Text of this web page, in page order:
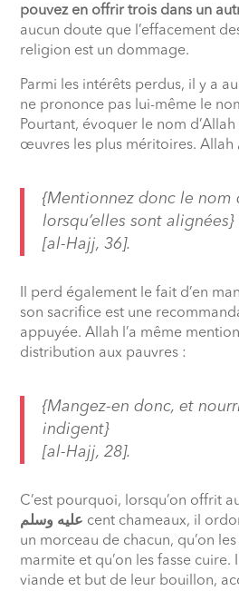
pouvez en offrir trois dans un
aucun doute que l’effacement
religion est un dommage.
Parmi les intérêts perdus, il y a
ne prononce pas lui-même le
Pourtant, évoquer le nom
œuvres les plus méritoires. Allah
{Mentionnez donc le nom
lorsqu’elles sont alignées}
[al-Hajj, 36].
Il perd également le fait d’en
son sacrifice est une
appuyée. Allah l’a même
distribution aux pauvres :
{Mangez-en donc, et
indigent}
[al-Hajj, 28].
C’est pourquoi, lorsqu’on offrit
عليه وسلم cent chameaux, il
un morceau de chacun, qu’on
marmite et qu’on les fasse cuire.
viande et but de leur bouillon,